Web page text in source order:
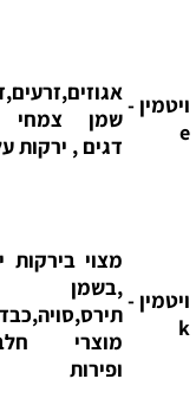
-
אגוזים,זרעים,דגנים,
שמן צמחי ,שמן
דגים , ירקות עליים.
-
מצוי בירקות ירוקים
,בשמן
תירס,סויה,כבד,
מוצרי חלב,בשר
ופירות